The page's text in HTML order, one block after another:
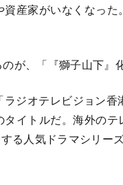
産家がいなくなっ
が、「『獅子山下』
ラジオテレビジョン
イトルだ。海外の
る人気ドラマシリーズ